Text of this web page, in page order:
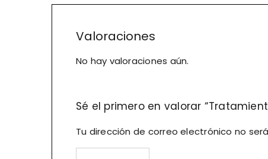
Valoraciones
No hay valoraciones aún.
Sé el primero en valorar
Tu dirección de correo electrónico no